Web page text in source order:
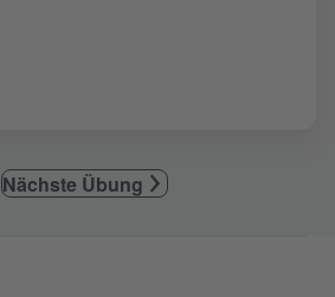
Nächste Übung